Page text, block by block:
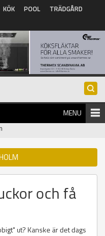
KÖK POOL
TRÄDGÅRD
MENU
och få
ut? Kanske är det dags